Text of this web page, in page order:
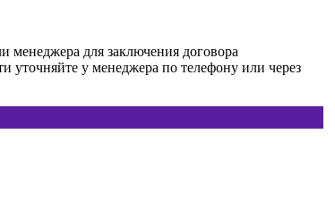
для заключения договора
у менеджера по телефону или через